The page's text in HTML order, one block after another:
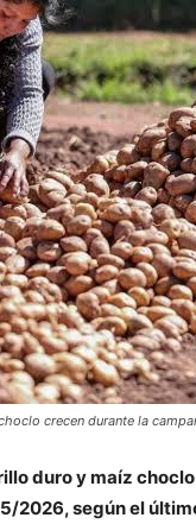
crecen durante la
duro y maíz
2026, según el